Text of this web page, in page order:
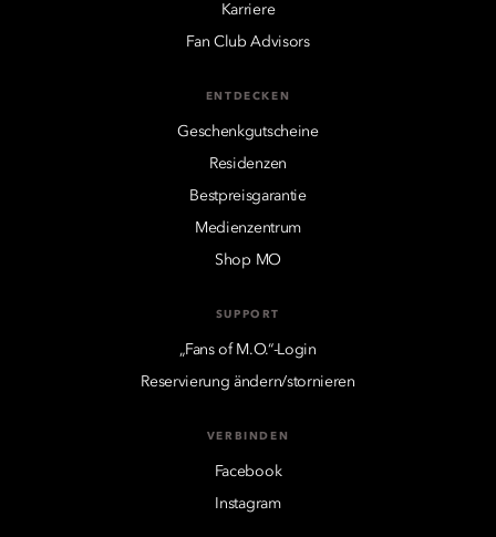
Karriere
Fan Club Advisors
ENTDECKEN
Geschenkgutscheine
Residenzen
Bestpreisgarantie
Medienzentrum
Shop MO
SUPPORT
„Fans of M.O.“-Login
Reservierung ändern/stornieren
VERBINDEN
Facebook
Instagram